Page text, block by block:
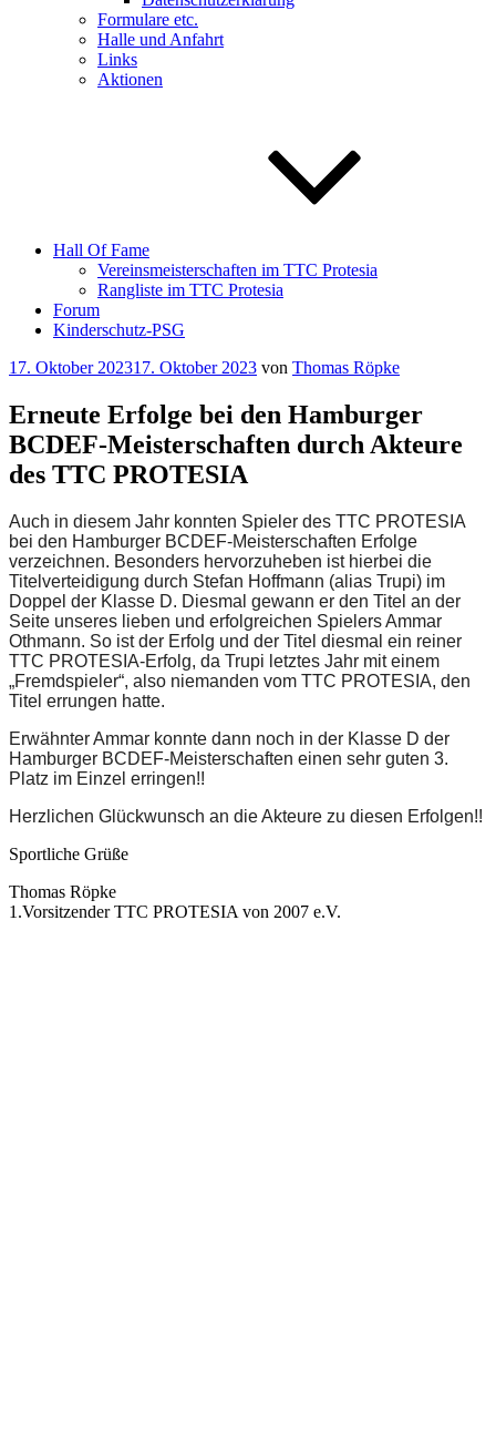
Formulare etc.
Halle und Anfahrt
Links
Aktionen
Hall Of Fame
Vereinsmeisterschaften im TTC Protesia
Rangliste im TTC Protesia
Forum
Kinderschutz-PSG
Veröffentlicht
17. Oktober 202317. Oktober 2023 von Thomas Röpke
Erneute Erfolge bei den Hamburger
BCDEF-Meisterschaften durch Akteure
des TTC PROTESIA
Auch in diesem Jahr konnten Spieler des TTC PROTESIA
bei den Hamburger BCDEF-Meisterschaften Erfolge
verzeichnen. Besonders hervorzuheben ist hierbei die
Titelverteidigung durch Stefan Hoffmann (alias Trupi) im
Doppel der Klasse D. Diesmal gewann er den Titel an der
Seite unseres lieben und erfolgreichen Spielers Ammar
Othmann. So ist der Erfolg und der Titel diesmal ein reiner
TTC PROTESIA-Erfolg, da Trupi letztes Jahr mit einem
„Fremdspieler“, also niemanden vom TTC PROTESIA, den
Titel errungen hatte.
Erwähnter Ammar konnte dann noch in der Klasse D der
Hamburger BCDEF-Meisterschaften einen sehr guten 3.
Platz im Einzel erringen!!
Herzlichen Glückwunsch an die Akteure zu diesen Erfolgen!!
Sportliche Grüße
Thomas Röpke
1.Vorsitzender TTC PROTESIA von 2007 e.V.